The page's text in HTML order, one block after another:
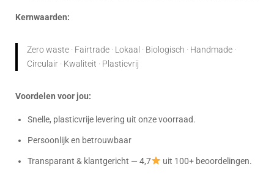
Kernwaarden:
Zero waste · Fairtrade · Lokaal · Biologisch · Handmade ·
Circulair · Kwaliteit · Plasticvrij
Voordelen voor jou:
Snelle, plasticvrije levering uit onze voorraad.
Persoonlijk en betrouwbaar
Transparant & klantgericht — 4,7 uit 100+ beoordelingen.